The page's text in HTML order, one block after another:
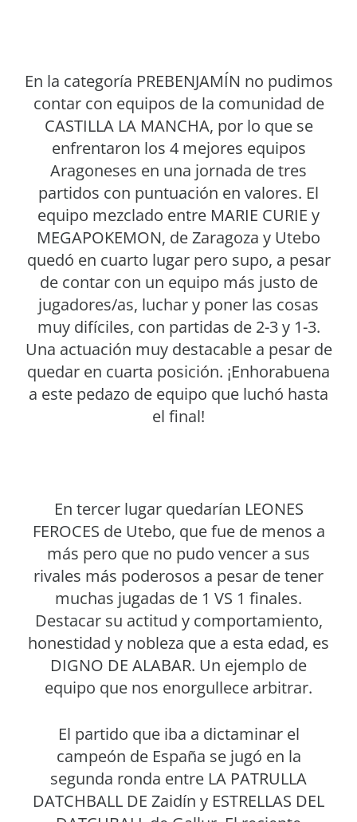
En la categoría PREBENJAMÍN no pudimos
contar con equipos de la comunidad de
CASTILLA LA MANCHA, por lo que se
enfrentaron los 4 mejores equipos
Aragoneses en una jornada de tres
partidos con puntuación en valores. El
equipo mezclado entre MARIE CURIE y
MEGAPOKEMON, de Zaragoza y Utebo
quedó en cuarto lugar pero supo, a pesar
de contar con un equipo más justo de
jugadores/as, luchar y poner las cosas
muy difíciles, con partidas de 2-3 y 1-3.
Una actuación muy destacable a pesar de
quedar en cuarta posición. ¡Enhorabuena
a este pedazo de equipo que luchó hasta
el final!
En tercer lugar quedarían LEONES
FEROCES de Utebo, que fue de menos a
más pero que no pudo vencer a sus
rivales más poderosos a pesar de tener
muchas jugadas de 1 VS 1 finales.
Destacar su actitud y comportamiento,
honestidad y nobleza que a esta edad, es
DIGNO DE ALABAR. Un ejemplo de
equipo que nos enorgullece arbitrar.
El partido que iba a dictaminar el
campeón de España se jugó en la
segunda ronda entre LA PATRULLA
DATCHBALL DE Zaidín y ESTRELLAS DEL